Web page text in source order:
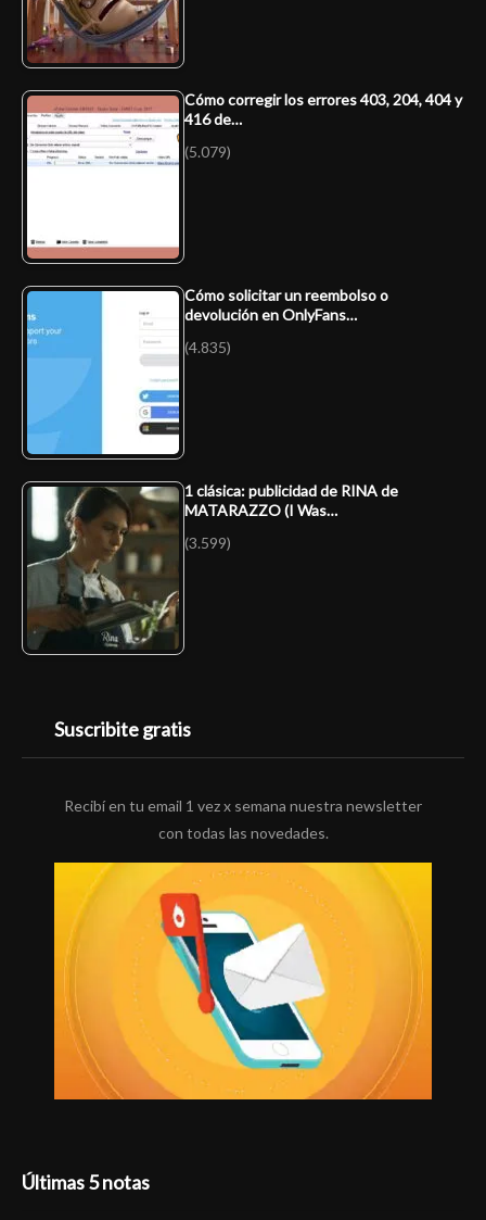
Cómo corregir los errores 403, 204, 404 y
416 de…
(5.079)
Cómo solicitar un reembolso o
devolución en OnlyFans…
(4.835)
1 clásica: publicidad de RINA de
MATARAZZO (I Was…
(3.599)
Suscribite gratis
Recibí en tu email 1 vez x semana nuestra newsletter
con todas las novedades.
Últimas 5 notas